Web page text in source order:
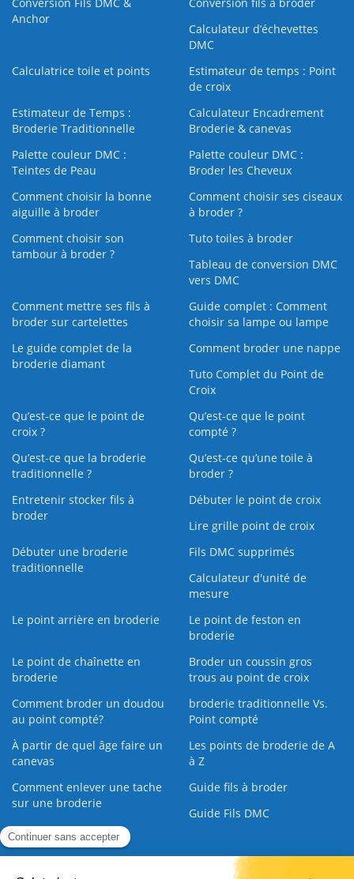
Anchor
Calculateur d’échevettes
DMC
Calculatrice toile et points
Estimateur de temps : Point
de croix
Estimateur de Temps :
Broderie Traditionnelle
Calculateur Encadrement
Broderie & canevas
Palette couleur DMC :
Teintes de Peau
Palette couleur DMC :
Broder les Cheveux
Comment choisir la bonne
aiguille à broder
Comment choisir ses ciseaux
à broder ?
Comment choisir son
tambour à broder ?
Tuto toiles à broder
Tableau de conversion DMC
vers DMC
Comment mettre ses fils à
broder sur cartelettes
Guide complet : Comment
choisir sa lampe ou lampe
Le guide complet de la
broderie diamant
Comment broder une nappe
Tuto Complet du Point de
Croix
Qu’est-ce que le point de
croix ?
Qu’est-ce que le point
compté ?
Qu’est-ce que la broderie
traditionnelle ?
Qu’est‑ce qu’une toile à
broder ?
Entretenir stocker fils à
broder
Débuter le point de croix
Lire grille point de croix
Débuter une broderie
traditionnelle
Fils DMC supprimés
Calculateur d'unité de
mesure
Le point arrière en broderie
Le point de feston en
broderie
Le point de chaînette en
broderie
Broder un coussin gros
trous au point de croix
Comment broder un doudou
au point compté?
broderie traditionnelle Vs.
Point compté
À partir de quel âge faire un
canevas
Les points de broderie de A
à Z
Comment enlever une tache
sur une broderie
Guide fils à broder
Guide Fils DMC
Guide de la Broderie